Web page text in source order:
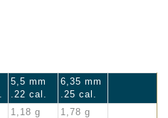
5,5 mm
.22 cal.
6,35 mm
.25 cal.
1,18 g
1,78 g